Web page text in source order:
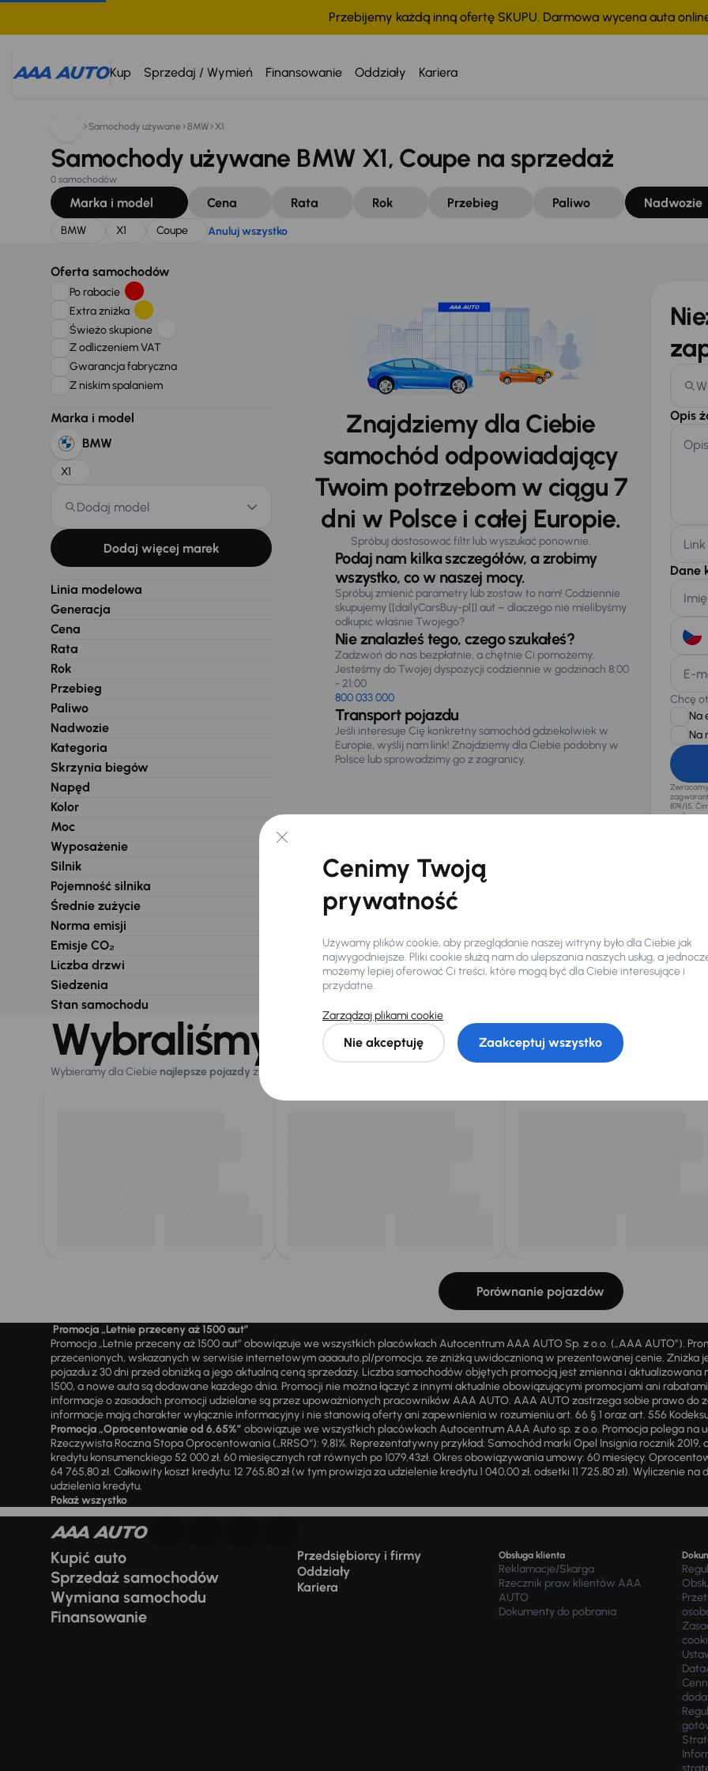
Przebijemy każdą inną ofertę SKUPU. Darmowa wycena auta
Kup Sprzedaj / Wymień Finansowanie Oddziały Kariera
Szukam: Anuluj wszystko
Samochody używane BMW X1
Samochody używane BMW X1, Coupe na sprzedaż
0 samochodów
Marka i model Cena Rata Rok Przebieg Paliwo Nadwozie
BMW X1 Coupe Anuluj wszystko
Oferta samochodów
Po rabacie
Extra zniżka
Świeżo skupione
Z odliczeniem VAT
Gwarancja fabryczna
Z niskim spalaniem
Marka i model
BMW
X1
Dodaj model
Dodaj więcej marek
Linia modelowa
Generacja
Cena
Rata
Rok
Przebieg
Paliwo
Nadwozie
Kategoria
Skrzynia biegów
Napęd
Kolor
Moc
Wyposażenie
Silnik
Pojemność silnika
Średnie zużycie
Norma emisji
Emisje CO₂
Liczba drzwi
Siedzenia
Stan samochodu
Znajdziemy dla Ciebie
samochód odpowiadający
Twoim potrzebom w ciągu 7
dni w Polsce i całej Europie.
Spróbuj dostosować filtr lub wyszukać ponownie.
Podaj nam kilka szczegółów, a zrobimy
wszystko, co w naszej mocy.
Spróbuj zmienić parametry lub zostaw to nam! Codziennie
skupujemy [[dailyCarsBuy-pl]] aut – dlaczego nie mielibyśmy
odkupić właśnie Twojego?
Nie znalazłeś tego, czego szukałeś?
Zadzwoń do nas bezpłatnie, a chętnie Ci pomożemy.
Jesteśmy do Twojej dyspozycji codziennie w godzinach 8:00
- 21:00
800 033 000
Transport pojazdu
Jeśli interesuje Cię konkretny samochód gdziekolwiek w
Europie, wyślij nam link! Znajdziemy dla Ciebie podobny w
Polsce lub sprowadzimy go z zagranicy.
Opis
Dane
E-
Chcę
Na
Na
874/15,
osobowe
Wybraliśmy dla Ciebie
Wybieramy dla Ciebie najlepsze pojazdy z naszej oferty. Kupimy dla Ciebie
Porównanie pojazdów
Promocja „Letnie przeceny aż 1500 aut”
Promocja „Letnie przeceny aż 1500 aut” obowiązuje we wszystkich placówkach Autocentrum AAA AUTO Sp. z o.o. („AAA AUTO”).
przecenionych, wskazanych w serwisie internetowym aaaauto.pl/promocja, ze zniżką uwidocznioną w prezentowanej cenie. Zniżka
pojazdu z 30 dni przed obniżką a jego aktualną ceną sprzedaży. Liczba samochodów objętych promocją jest zmienna i
1500, a nowe auta są dodawane każdego dnia. Promocji nie można łączyć z innymi aktualnie obowiązującymi promocjami ani
informacje o zasadach promocji udzielane są przez upoważnionych pracowników AAA AUTO. AAA AUTO zastrzega sobie prawo
informacje mają charakter wyłącznie informacyjny i nie stanowią oferty ani zapewnienia w rozumieniu art. 66 § 1 oraz art. 556
Promocja „Oprocentowanie od 6,65%” obowiązuje we wszystkich placówkach Autocentrum AAA Auto sp. z o.o. Promocja polega na
Rzeczywista Roczna Stopa Oprocentowania („RRSO“): 9,81%. Reprezentatywny przykład: Samochód marki Opel Insignia rocznik 2019,
kredytu konsumenckiego 52 000 zł, 60 miesięcznych rat równych po 1079,43zł. Okres obowiązywania umowy: 60 miesięcy.
64 765,80 zł. Całkowity koszt kredytu: 12 765,80 zł (w tym prowizja za udzielenie kredytu 1 040,00 zł, odsetki 11 725,80 zł). Wyliczenie
udzielenia kredytu.
Pokaż wszystko
Kupić auto
Sprzedaż samochodów
Wymiana samochodu
Finansowanie
Przedsiębiorcy i firmy
Oddziały
Kariera
Obsługa klienta
Reklamacje/Skarga
Rzecznik praw klientów AAA
AUTO
Dokumenty do pobrania
Cenimy Twoją
prywatność
Używamy plików cookie, aby przeglądanie naszej witryny było dla Ciebie jak
najwygodniejsze. Pliki cookie służą nam do ulepszania naszych usług, a
możemy lepiej oferować Ci treści, które mogą być dla Ciebie interesujące i
przydatne.
Zarządzaj plikami cookie
Nie akceptuję Zaakceptuj wszystko